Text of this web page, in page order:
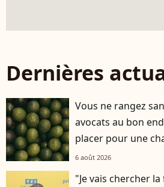
Dernières
Vous ne rangez
avocats au bon
placer pour une
6 août 2026
"Je vais chercher la